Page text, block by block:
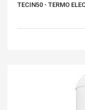
TECIN50 - TERMO